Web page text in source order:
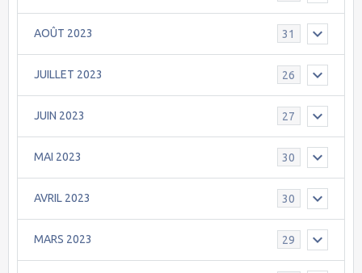
AOÛT 2023 31
JUILLET 2023 26
JUIN 2023 27
MAI 2023 30
AVRIL 2023 30
MARS 2023 29